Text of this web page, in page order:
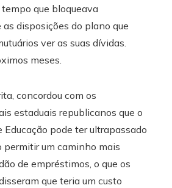
que bloqueava
disposições do plano que
ver as suas dívidas.
meses.
concordou com os
estaduais republicanos que o
pode ter ultrapassado
permitir um caminho mais
de empréstimos, o que os
que teria um custo